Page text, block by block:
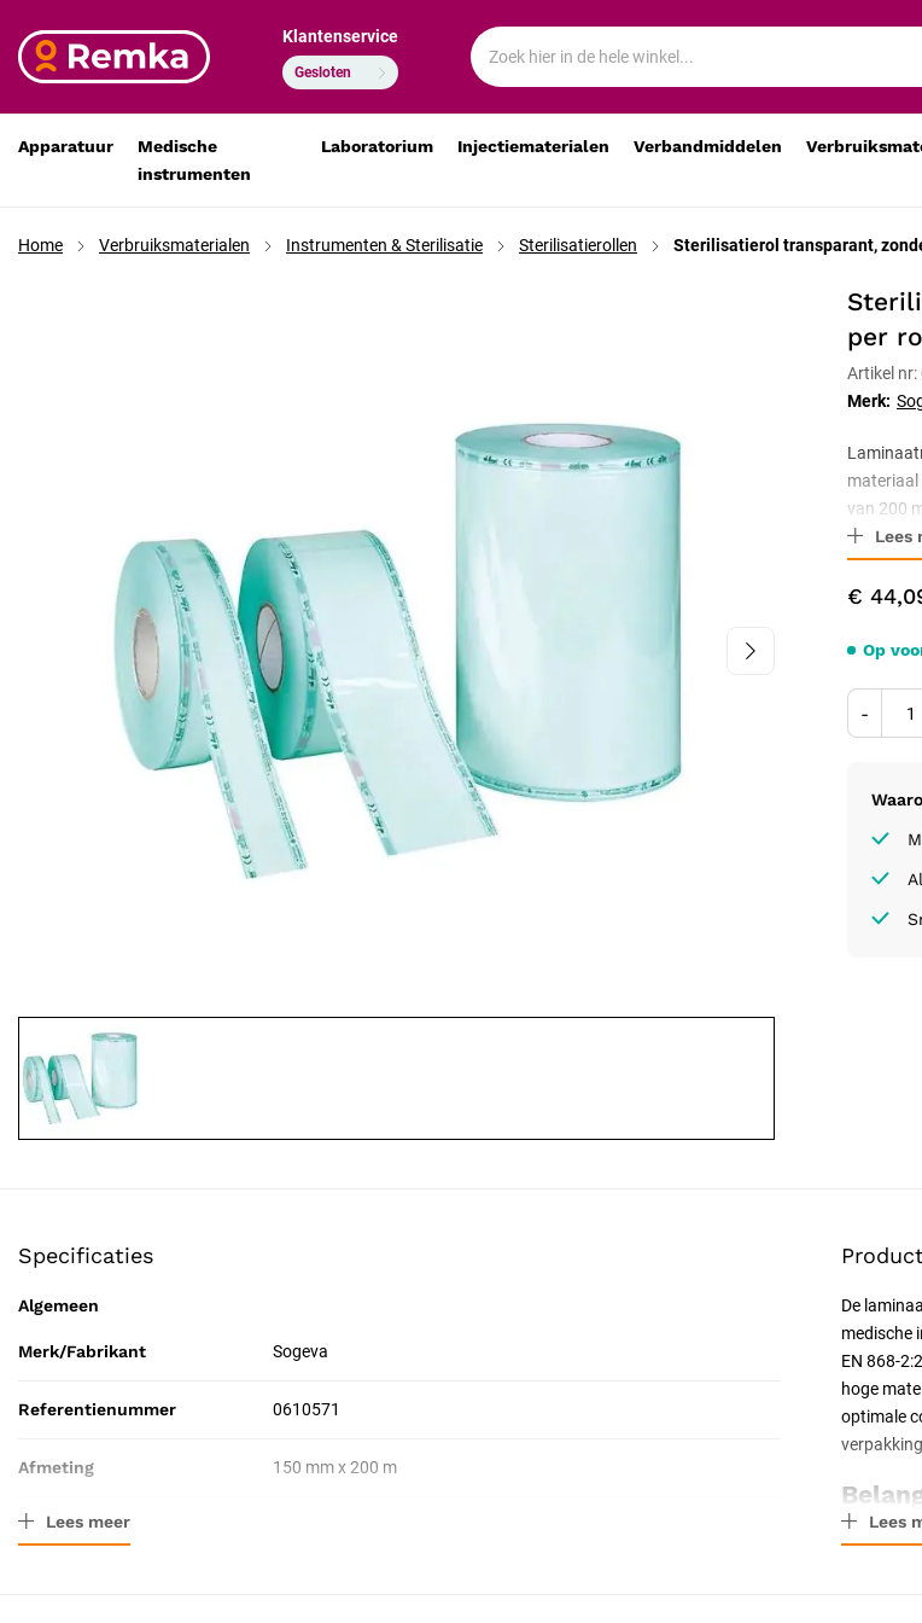
Klantenservice
Gesloten
Apparatuur
Medische
instrumenten
Laboratorium Injectiematerialen Verbandmiddelen
Home Verbruiksmaterialen Instrumenten & Sterilisatie Sterilisatierollen Sterilisatierol transparant,
per
€
Sterilisatierol transparant, zonder plooi, 150 mm x 200 m, per rol
€ 44,09
€ 36,44
-
Merk:
Artikel nr:
Op
materiaal
van 200
Lees
Specificaties
Algemeen
Merk/Fabrikant Sogeva
Referentienummer 0610571
Afmeting 150 mm x 200 m
Verpakkingstype
Lees meer
De
medische
EN 868-
hoge
optimale
Lees